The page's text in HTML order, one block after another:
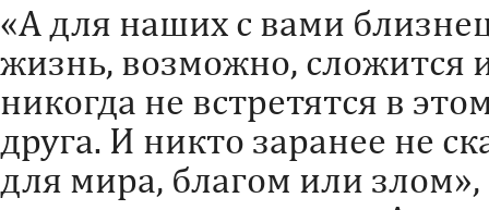
«А для наших с вами
жизнь, возможно, сложится
никогда не встретятся в
друга. И никто заранее не
для мира, благом или